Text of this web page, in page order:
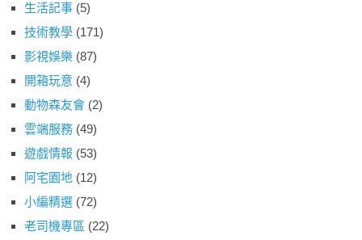
生活記事 (5)
技術教學 (171)
影視娛樂 (87)
開箱玩意 (4)
動物森友會 (2)
雲端服務 (49)
遊戲情報 (53)
阿宅園地 (12)
小編精選 (72)
老司機專區 (22)